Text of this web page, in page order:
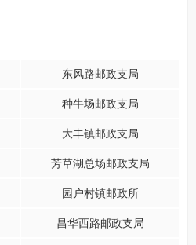
东风路邮政支局
种牛场邮政支局
大丰镇邮政支局
芳草湖总场邮政支局
园户村镇邮政所
昌华西路邮政支局